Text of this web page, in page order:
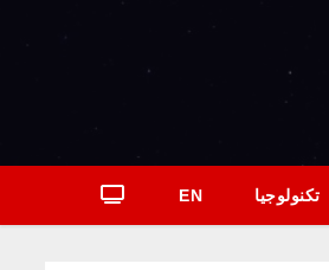
تكنولوجيا EN